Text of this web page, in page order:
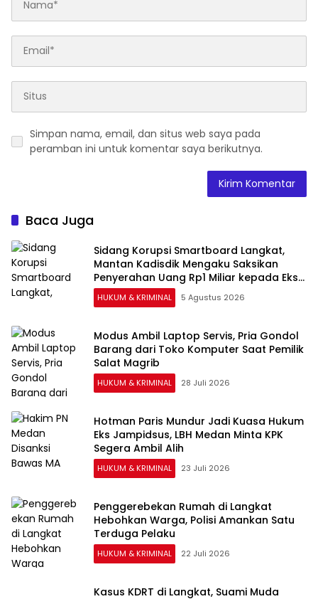
Simpan nama, email, dan situs web saya pada
peramban ini untuk komentar saya berikutnya.
Baca Juga
Sidang Korupsi Smartboard Langkat,
Mantan Kadisdik Mengaku Saksikan
Penyerahan Uang Rp1 Miliar kepada Eks
Pj Bupati
HUKUM & KRIMINAL 5 Agustus 2026
Modus Ambil Laptop Servis, Pria Gondol
Barang dari Toko Komputer Saat Pemilik
Salat Magrib
HUKUM & KRIMINAL 28 Juli 2026
Hotman Paris Mundur Jadi Kuasa Hukum
Eks Jampidsus, LBH Medan Minta KPK
Segera Ambil Alih
HUKUM & KRIMINAL 23 Juli 2026
Penggerebekan Rumah di Langkat
Hebohkan Warga, Polisi Amankan Satu
Terduga Pelaku
HUKUM & KRIMINAL 22 Juli 2026
Kasus KDRT di Langkat, Suami Muda